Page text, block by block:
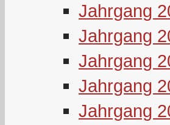
Jahrgang
Jahrgang
Jahrgang
Jahrgang
Jahrgang